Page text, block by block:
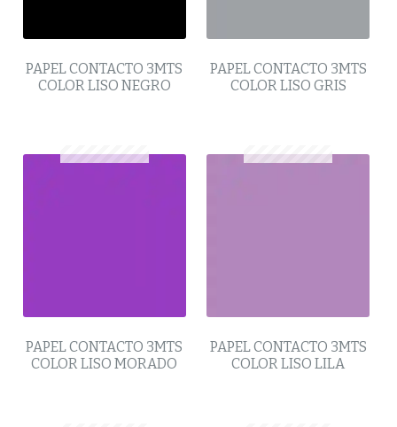
PAPEL CONTACTO 3MTS
COLOR LISO NEGRO
PAPEL CONTACTO 3MTS
COLOR LISO GRIS
PAPEL CONTACTO 3MTS
COLOR LISO MORADO
PAPEL CONTACTO 3MTS
COLOR LISO LILA